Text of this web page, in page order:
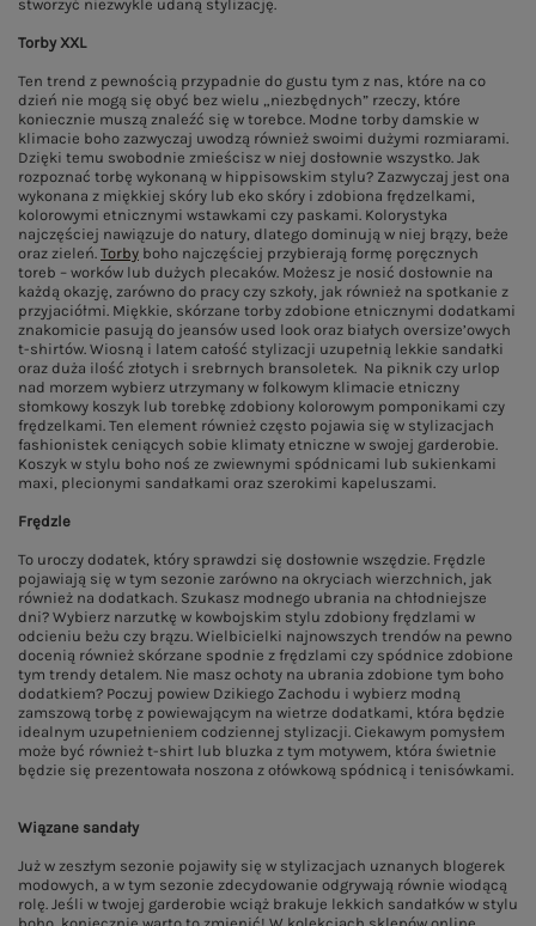
stworzyć niezwykle udaną stylizację.
Torby XXL
Ten trend z pewnością przypadnie do gustu tym z nas, które na co
dzień nie mogą się obyć bez wielu „niezbędnych” rzeczy, które
koniecznie muszą znaleźć się w torebce. Modne torby damskie w
klimacie boho zazwyczaj uwodzą również swoimi dużymi rozmiarami.
Dzięki temu swobodnie zmieścisz w niej dosłownie wszystko. Jak
rozpoznać torbę wykonaną w hippisowskim stylu? Zazwyczaj jest ona
wykonana z miękkiej skóry lub eko skóry i zdobiona frędzelkami,
kolorowymi etnicznymi wstawkami czy paskami. Kolorystyka
najczęściej nawiązuje do natury, dlatego dominują w niej brązy, beże
oraz zieleń. Torby boho najczęściej przybierają formę poręcznych
toreb – worków lub dużych plecaków. Możesz je nosić dosłownie na
każdą okazję, zarówno do pracy czy szkoły, jak również na spotkanie z
przyjaciółmi. Miękkie, skórzane torby zdobione etnicznymi dodatkami
znakomicie pasują do jeansów used look oraz białych oversize’owych
t-shirtów. Wiosną i latem całość stylizacji uzupełnią lekkie sandałki
oraz duża ilość złotych i srebrnych bransoletek. Na piknik czy urlop
nad morzem wybierz utrzymany w folkowym klimacie etniczny
słomkowy koszyk lub torebkę zdobiony kolorowym pomponikami czy
frędzelkami. Ten element również często pojawia się w stylizacjach
fashionistek ceniących sobie klimaty etniczne w swojej garderobie.
Koszyk w stylu boho noś ze zwiewnymi spódnicami lub sukienkami
maxi, plecionymi sandałkami oraz szerokimi kapeluszami.
Frędzle
To uroczy dodatek, który sprawdzi się dosłownie wszędzie. Frędzle
pojawiają się w tym sezonie zarówno na okryciach wierzchnich, jak
również na dodatkach. Szukasz modnego ubrania na chłodniejsze
dni? Wybierz narzutkę w kowbojskim stylu zdobiony frędzlami w
odcieniu beżu czy brązu. Wielbicielki najnowszych trendów na pewno
docenią również skórzane spodnie z frędzlami czy spódnice zdobione
tym trendy detalem. Nie masz ochoty na ubrania zdobione tym boho
dodatkiem? Poczuj powiew Dzikiego Zachodu i wybierz modną
zamszową torbę z powiewającym na wietrze dodatkami, która będzie
idealnym uzupełnieniem codziennej stylizacji. Ciekawym pomysłem
może być również t-shirt lub bluzka z tym motywem, która świetnie
będzie się prezentowała noszona z ołówkową spódnicą i tenisówkami.
Wiązane sandały
Już w zeszłym sezonie pojawiły się w stylizacjach uznanych blogerek
modowych, a w tym sezonie zdecydowanie odgrywają równie wiodącą
rolę. Jeśli w twojej garderobie wciąż brakuje lekkich sandałków w stylu